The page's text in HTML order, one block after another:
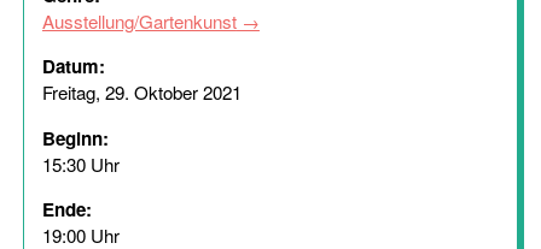
Ausstellung/Gartenkunst
Datum:
Freitag, 29. Oktober 2021
Beginn:
15:30 Uhr
Ende:
19:00 Uhr